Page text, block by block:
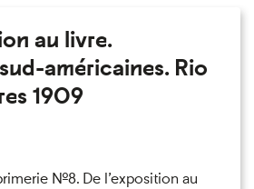
au livre.
américaines. Rio
1909
n°8. De l’exposition au